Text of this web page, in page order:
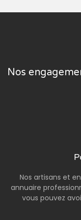
Nos
Nos artisans et
annuaire
vous pouvez